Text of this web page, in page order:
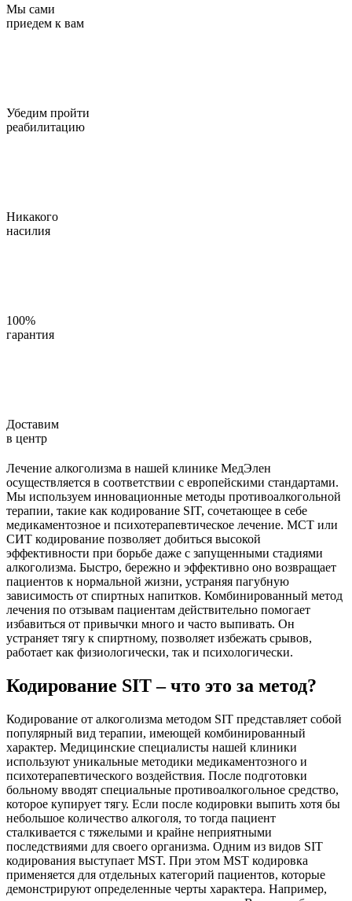
Мы сами
приедем к вам
Убедим пройти
реабилитацию
Никакого
насилия
100%
гарантия
Доставим
в центр
Лечение алкоголизма в нашей клинике МедЭлен
осуществляется в соответствии с европейскими стандартами.
Мы используем инновационные методы противоалкогольной
терапии, такие как кодирование SIT, сочетающее в себе
медикаментозное и психотерапевтическое лечение. МСТ или
СИТ кодирование позволяет добиться высокой
эффективности при борьбе даже с запущенными стадиями
алкоголизма. Быстро, бережно и эффективно оно возвращает
пациентов к нормальной жизни, устраняя пагубную
зависимость от спиртных напитков. Комбинированный метод
лечения по отзывам пациентам действительно помогает
избавиться от привычки много и часто выпивать. Он
устраняет тягу к спиртному, позволяет избежать срывов,
работает как физиологически, так и психологически.
Кодирование SIT – что это за метод?
Кодирование от алкоголизма методом SIT представляет собой
популярный вид терапии, имеющей комбинированный
характер. Медицинские специалисты нашей клиники
используют уникальные методики медикаментозного и
психотерапевтического воздействия. После подготовки
больному вводят специальные противоалкогольное средство,
которое купирует тягу. Если после кодировки выпить хотя бы
небольшое количество алкоголя, то тогда пациент
сталкивается с тяжелыми и крайне неприятными
последствиями для своего организма. Одним из видов SIT
кодирования выступает MST. При этом MST кодировка
применяется для отдельных категорий пациентов, которые
демонстрируют определенные черты характера. Например,